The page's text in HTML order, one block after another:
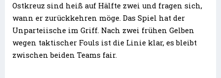
Ostkreuz sind heiß auf Hälfte zwei und fragen sich,
wann er zurückkehren möge. Das Spiel hat der
Unparteiische im Griff. Nach zwei frühen Gelben
wegen taktischer Fouls ist die Linie klar, es bleibt
zwischen beiden Teams fair.